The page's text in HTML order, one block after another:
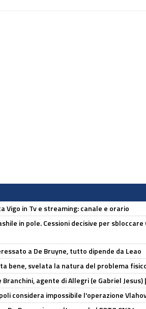
Vigo in Tv e streaming: canale e orario
in pole. Cessioni decisive per sbloccare
a De Bruyne, tutto dipende da Leao
bene, svelata la natura del problema
agente di Allegri (e Gabriel Jesus) |
considera impossibile l'operazione